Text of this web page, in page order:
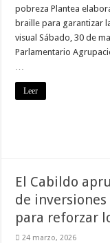
pobreza Plantea
braille para garantizar
visual Sábado, 30 de
Parlamentario
…
Leer
El Cabildo
de
para reforzar
24 marzo, 2026
opcionales.
Son
necesarias
para que
funcione la